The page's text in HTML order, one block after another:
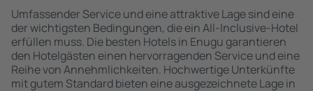
Umfassender Service und eine attraktive Lage sind eine
der wichtigsten Bedingungen, die ein All-Inclusive-Hotel
erfüllen muss. Die besten Hotels in Enugu garantieren
den Hotelgästen einen hervorragenden Service und eine
Reihe von Annehmlichkeiten. Hochwertige Unterkünfte
mit gutem Standard bieten eine ausgezeichnete Lage in